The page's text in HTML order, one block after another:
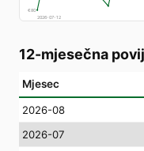
€80
2026-07-12
12-mjesečna
Mjesec
2026-08
2026-07